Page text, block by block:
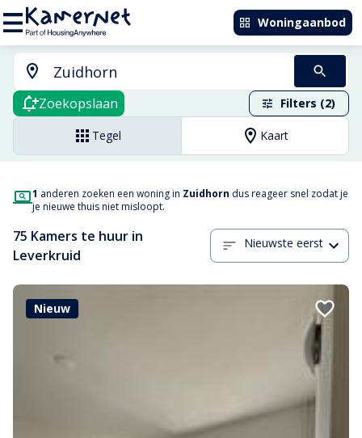
Woningaanbod
Zoekopslaan Filters (2)
Tegel Kaart
1 anderen zoeken een woning in Zuidhorn dus reageer snel zodat je
je nieuwe thuis niet misloopt.
75 Kamers te huur in
Leverkruid
Nieuwste eerst
Nieuw